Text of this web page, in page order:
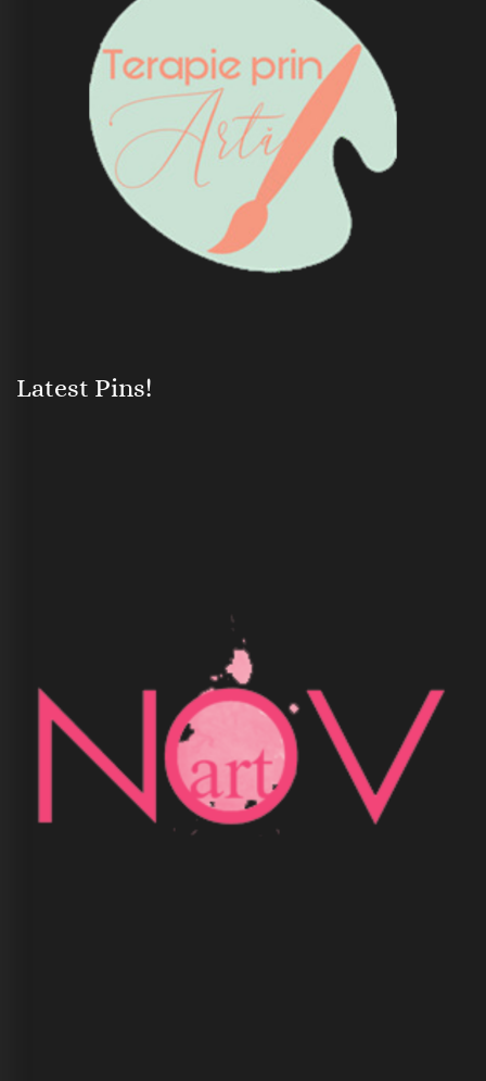
Latest Pins!